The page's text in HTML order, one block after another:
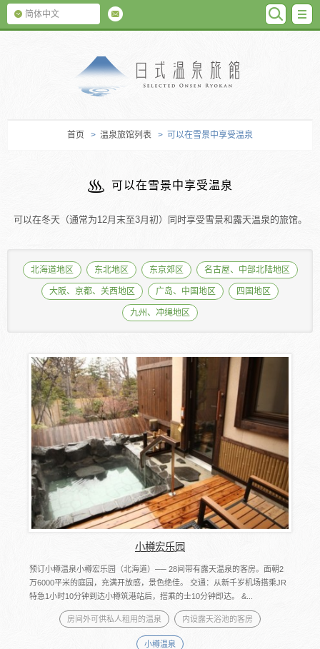
简体中文
首页 > 温泉旅馆列表 > 可以在雪景中享受温泉
可以在雪景中享受温泉
可以在冬天（通常为12月末至3月初）同时享受雪景和露天温泉的旅馆。
北海道地区 东北地区 东京郊区 名古屋、中部北陆地区
大阪、京都、关西地区 广岛、中国地区 四国地区
九州、冲绳地区
小樽宏乐园
预订小樽温泉小樽宏乐园（北海道）── 28间带有露天温泉的客房。面朝2
万6000平米的庭园，充满开放感，景色绝佳。 交通：从新千岁机场搭乘JR
特急1小时10分钟到达小樽筑港站后，搭乘的士10分钟即达。 &...
房间外可供私人租用的温泉 内设露天浴池的客房
小樽温泉